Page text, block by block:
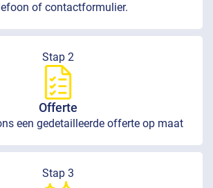
of contactformulier.
Stap 2
Offerte
een gedetailleerde offerte op maat
Stap 3